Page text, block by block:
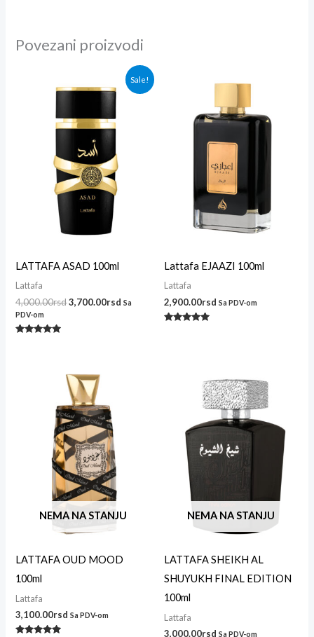
Povezani proizvodi
Sale!
LATTAFA ASAD 100ml
Lattafa
4,000.00rsd
cena
4,000.00rsd.
3,700.00rsd
Trenutna
cena
Sa
PDV-om
Lattafa EJAAZI 100ml
Lattafa
2,900.00rsd Sa PDV-om
NEMA NA STANJU
LATTAFA OUD MOOD
100ml
Lattafa
3,100.00rsd Sa PDV-om
NEMA NA STANJU
LATTAFA SHEIKH AL
SHUYUKH FINAL EDITION
100ml
Lattafa
3,000.00rsd Sa PDV-om